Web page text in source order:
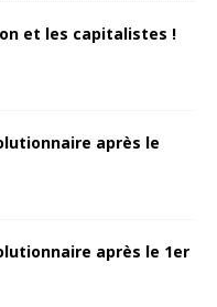
et les capitalistes !
après le
après le 1er